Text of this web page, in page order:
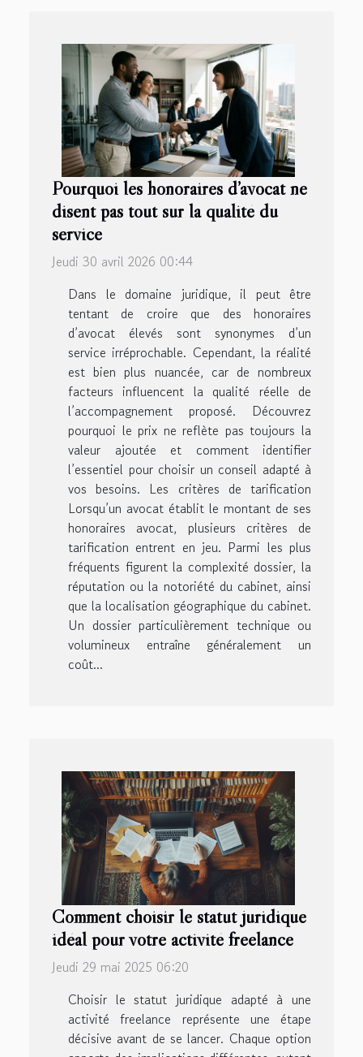
Pourquoi les honoraires d’avocat ne
disent pas tout sur la qualité du
service
Jeudi 30 avril 2026 00:44
Dans le domaine juridique, il peut être
tentant de croire que des honoraires
d’avocat élevés sont synonymes d’un
service irréprochable. Cependant, la réalité
est bien plus nuancée, car de nombreux
facteurs influencent la qualité réelle de
l’accompagnement proposé. Découvrez
pourquoi le prix ne reflète pas toujours la
valeur ajoutée et comment identifier
l’essentiel pour choisir un conseil adapté à
vos besoins. Les critères de tarification
Lorsqu’un avocat établit le montant de ses
honoraires avocat, plusieurs critères de
tarification entrent en jeu. Parmi les plus
fréquents figurent la complexité dossier, la
réputation ou la notoriété du cabinet, ainsi
que la localisation géographique du cabinet.
Un dossier particulièrement technique ou
volumineux entraîne généralement un
coût...
Comment choisir le statut juridique
idéal pour votre activité freelance
Jeudi 29 mai 2025 06:20
Choisir le statut juridique adapté à une
activité freelance représente une étape
décisive avant de se lancer. Chaque option